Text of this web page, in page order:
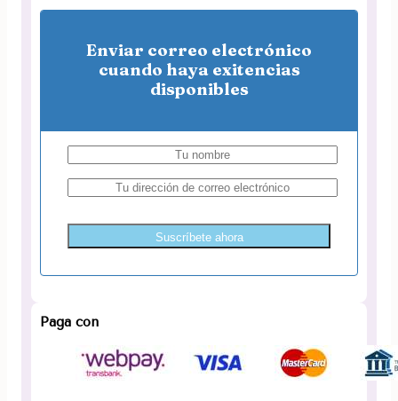
Enviar correo electrónico
cuando haya exitencias
disponibles
Suscríbete ahora
Paga con